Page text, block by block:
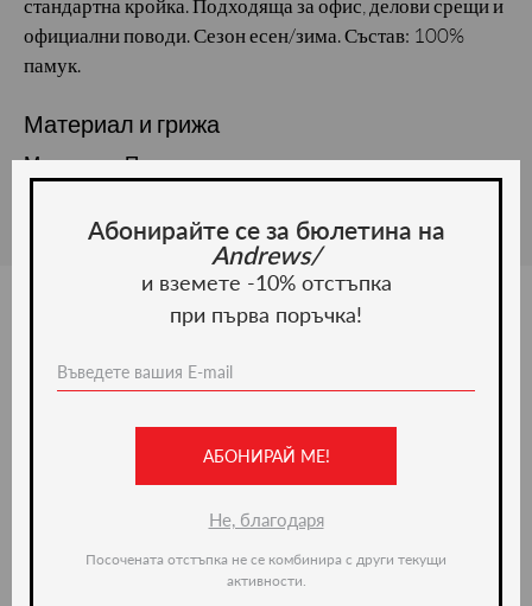
стандартна кройка. Подходяща за офис, делови срещи и
официални поводи. Сезон есен/зима. Състав: 100%
памук.
Материал и грижа
Материал: Памук
Ние препоръчваме
Абонирайте се за бюлетина на
Andrews/
и вземете -10% отстъпка
при първа поръчка!
АБОНИРАЙ МЕ!
Не, благодаря
Посочената отстъпка не се комбинира с други текущи
активности.